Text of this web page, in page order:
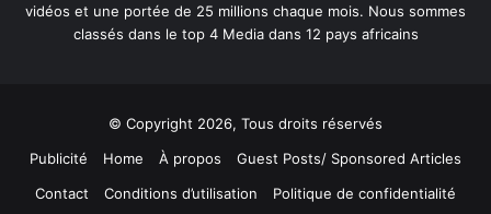
vidéos et une portée de 25 millions chaque mois. Nous sommes
classés dans le top 4 Media dans 12 pays africains
© Copyright 2026, Tous droits réservés
Publicité
Home À propos
Guest Posts/ Sponsored Articles
Contact
Conditions d’utilisation Politique de confidentialité